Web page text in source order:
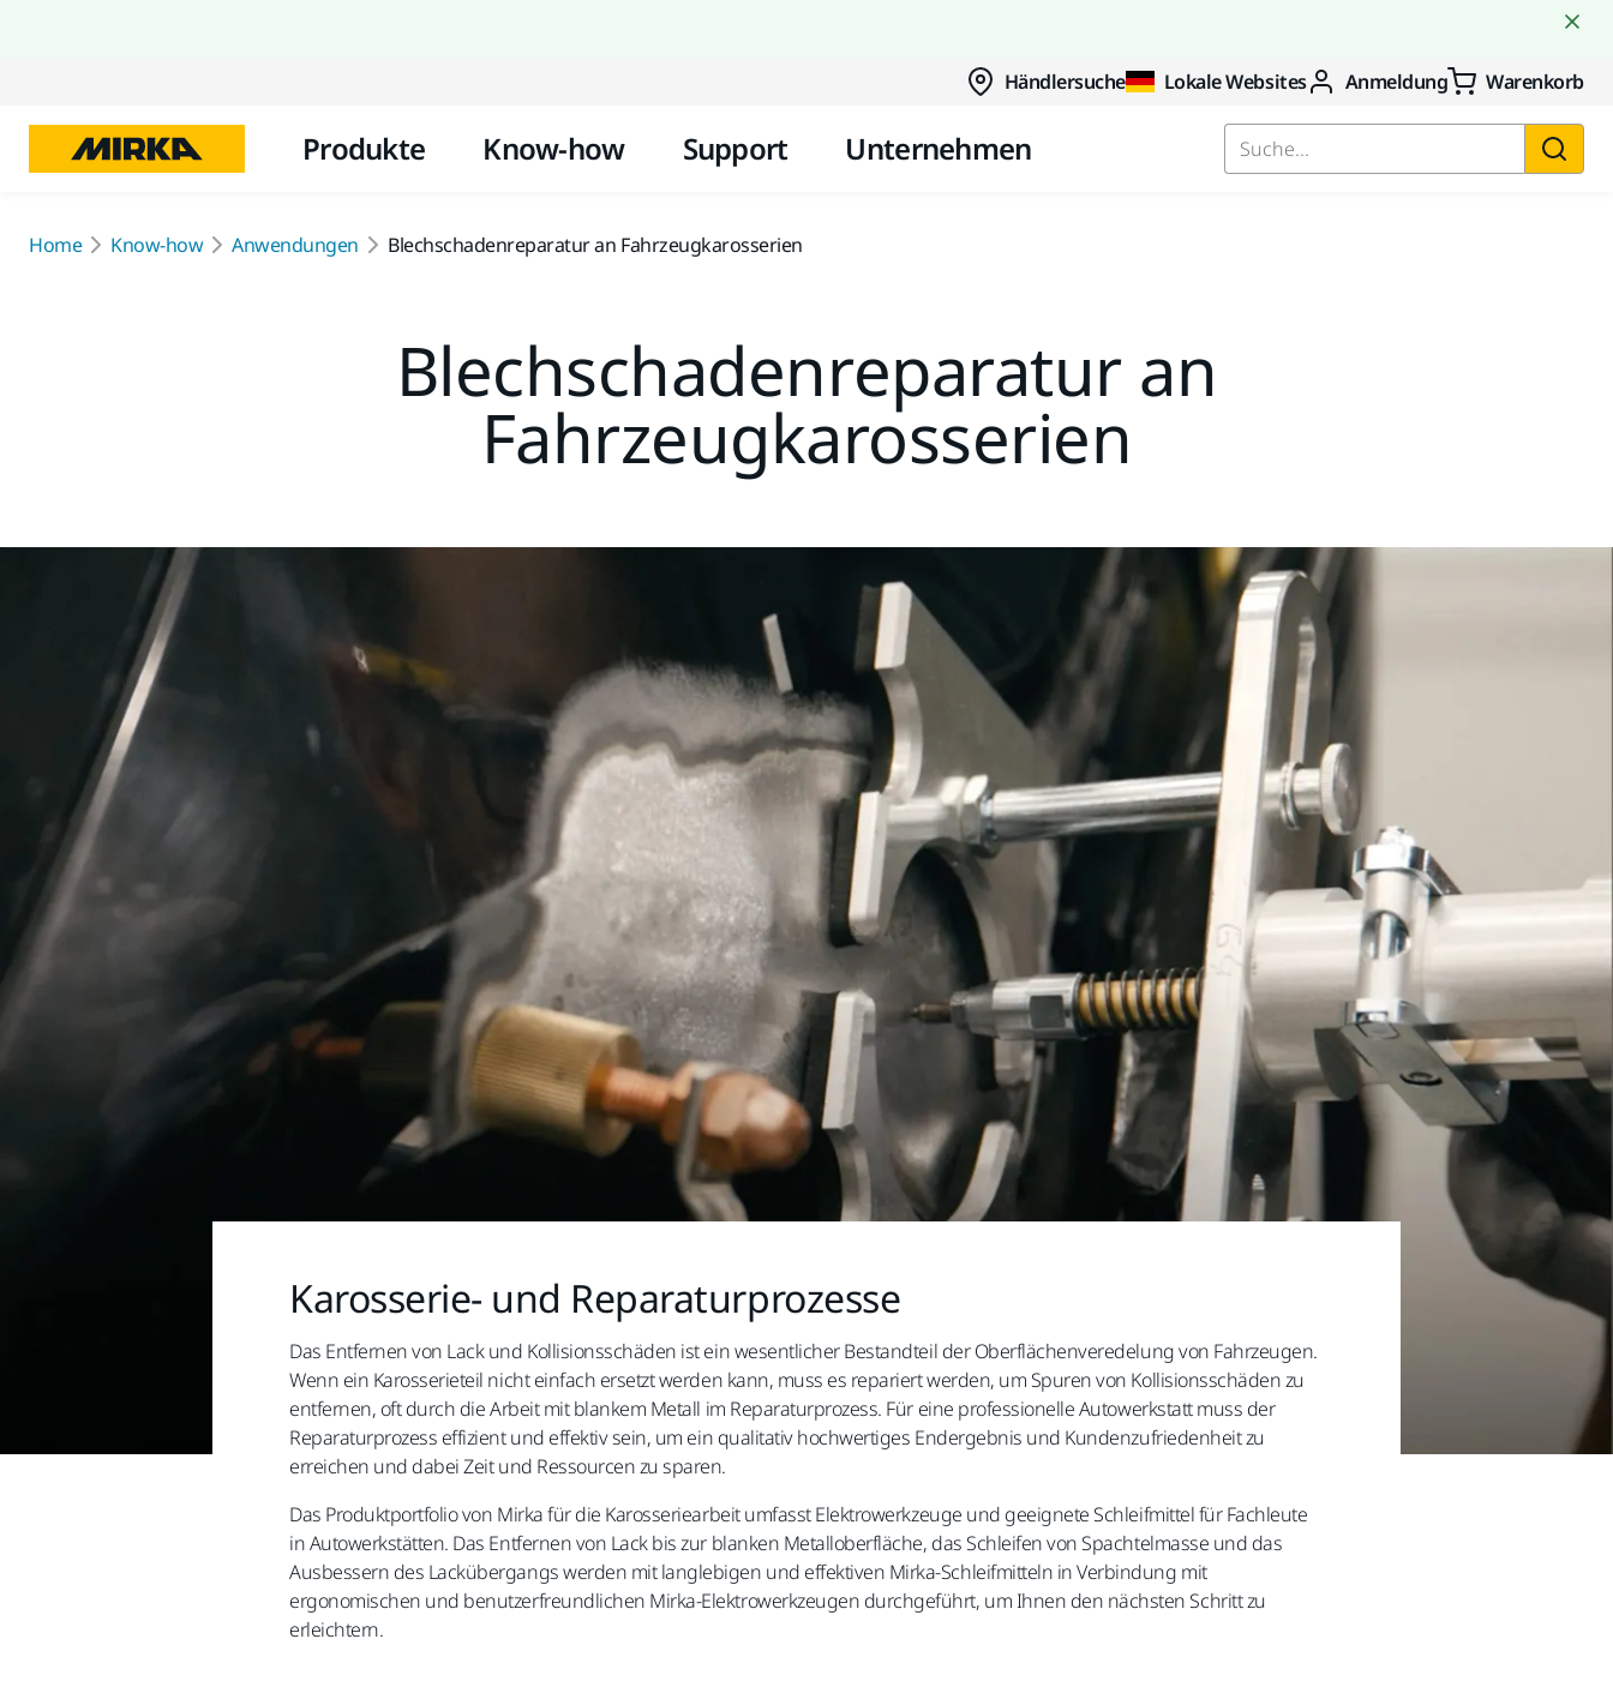
Händlersuche Lokale Websites Anmeldung Warenkorb
Produkte Know-how Support Unternehmen Suche...
Home Know-how Anwendungen Blechschadenreparatur an Fahrzeugkarosserien
Blechschadenreparatur an
Fahrzeugkarosserien
Karosserie- und Reparaturprozesse
Das Entfernen von Lack und Kollisionsschäden ist ein wesentlicher Bestandteil der Oberflächenveredelung von Fahrzeugen.
Wenn ein Karosserieteil nicht einfach ersetzt werden kann, muss es repariert werden, um Spuren von Kollisionsschäden zu
entfernen, oft durch die Arbeit mit blankem Metall im Reparaturprozess. Für eine professionelle Autowerkstatt muss der
Reparaturprozess effizient und effektiv sein, um ein qualitativ hochwertiges Endergebnis und Kundenzufriedenheit zu
erreichen und dabei Zeit und Ressourcen zu sparen.
Das Produktportfolio von Mirka für die Karosseriearbeit umfasst Elektrowerkzeuge und geeignete Schleifmittel für Fachleute
in Autowerkstätten. Das Entfernen von Lack bis zur blanken Metalloberfläche, das Schleifen von Spachtelmasse und das
Ausbessern des Lackübergangs werden mit langlebigen und effektiven Mirka-Schleifmitteln in Verbindung mit
ergonomischen und benutzerfreundlichen Mirka-Elektrowerkzeugen durchgeführt, um Ihnen den nächsten Schritt zu
erleichtern.